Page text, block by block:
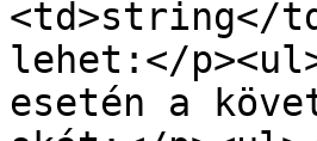
<td>string</
lehet:</
esetén a